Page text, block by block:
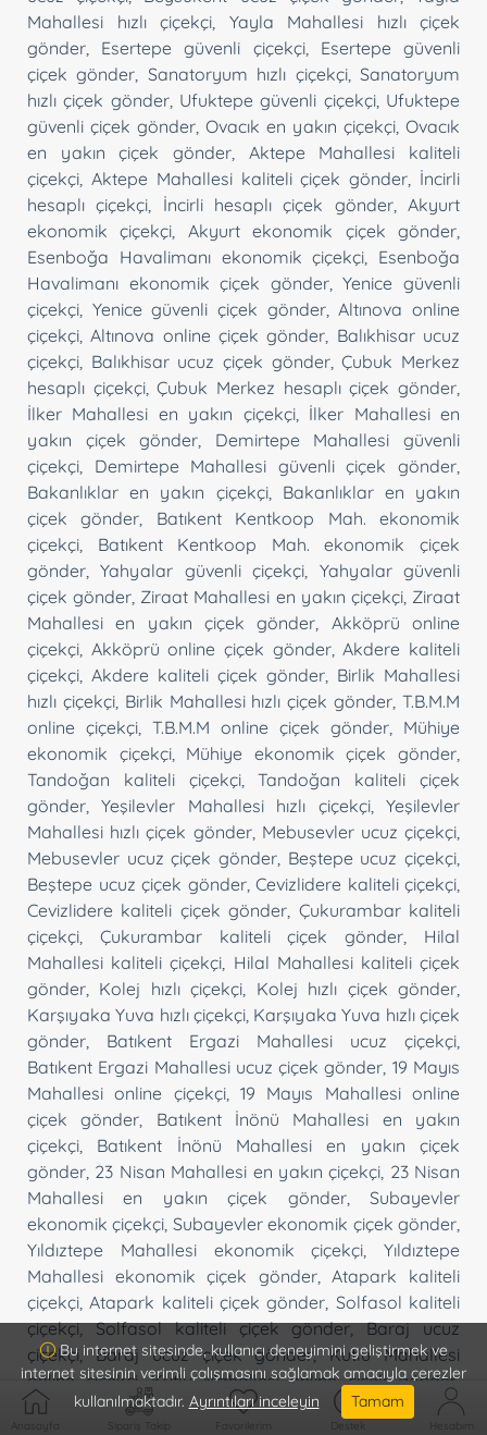
Mahallesi hızlı çiçekçi
Yayla Mahallesi hızlı çiçek
gönder
Esertepe güvenli çiçekçi, Esertepe güvenli
çiçek gönder Sanatoryum hızlı çiçekçi,Sanatoryum
hızlı çiçek gönder, Ufuktepe güvenli çiçekçi, Ufuktepe
güvenli çiçek gönder Ovacık en yakın çiçekçi Ovacık
en yakın çiçek gönder
Aktepe Mahallesi kaliteli
çiçekçi Aktepe Mahallesi kaliteli çiçek gönder İncirli
hesaplı çiçekçi
İncirli hesaplı çiçek gönder,Akyurt
ekonomik çiçekçi
Akyurt ekonomik çiçek gönder
Esenboğa Havalimanı ekonomik çiçekçi
Esenboğa
Havalimanı ekonomik çiçek gönder,Yenice güvenli
çiçekçi Yenice güvenli çiçek gönder,Altınova online
çiçekçi ,Altınova online çiçek gönder Balıkhisar ucuz
çiçekçi Balıkhisar ucuz çiçek gönder,Çubuk Merkez
hesaplı çiçekçi,Çubuk Merkez hesaplı çiçek gönder
İlker Mahallesi en yakın çiçekçi, İlker Mahallesi en
yakın çiçek gönder
Demirtepe Mahallesi güvenli
çiçekçi
Demirtepe Mahallesi güvenli çiçek gönder
Bakanlıklar en yakın çiçekçi, Bakanlıklar en yakın
çiçek gönder
Batıkent Kentkoop Mah. ekonomik
çiçekçi
Batıkent Kentkoop Mah. ekonomik çiçek
gönder ,Yahyalar güvenli çiçekçi
Yahyalar güvenli
çiçek gönder Ziraat Mahallesi en yakın çiçekçi, Ziraat
Mahallesi en yakın çiçek gönder
Akköprü online
çiçekçi Akköprü online çiçek gönder,Akdere kaliteli
çiçekçi Akdere kaliteli çiçek gönder Birlik Mahallesi
hızlı çiçekçi, Birlik Mahallesi hızlı çiçek gönder ,T.B.M.M
online çiçekçi
T.B.M.M online çiçek gönder
Mühiye
ekonomik çiçekçi, Mühiye ekonomik çiçek gönder
Tandoğan kaliteli çiçekçi,Tandoğan kaliteli çiçek
gönder ,Yeşilevler Mahallesi hızlı çiçekçi,Yeşilevler
Mahallesi hızlı çiçek gönder, Mebusevler ucuz çiçekçi
Mebusevler ucuz çiçek gönder Beştepe ucuz çiçekçi
Beştepe ucuz çiçek gönder, Cevizlidere kaliteli çiçekçi
Cevizlidere kaliteli çiçek gönder Çukurambar kaliteli
çiçekçi
Çukurambar kaliteli çiçek gönder
Hilal
Mahallesi kaliteli çiçekçi Hilal Mahallesi kaliteli çiçek
gönder
Kolej hızlı çiçekçi Kolej hızlı çiçek gönder
Karşıyaka Yuva hızlı çiçekçi, Karşıyaka Yuva hızlı çiçek
gönder
Batıkent Ergazi Mahallesi ucuz çiçekçi
Batıkent Ergazi Mahallesi ucuz çiçek gönder 19 Mayıs
Mahallesi online çiçekçi,19 Mayıs Mahallesi online
çiçek gönder
Batıkent İnönü Mahallesi en yakın
çiçekçi
Batıkent İnönü Mahallesi en yakın çiçek
gönder 23 Nisan Mahallesi en yakın çiçekçi 23 Nisan
Mahallesi en yakın çiçek gönder,Subayevler
ekonomik çiçekçi Subayevler ekonomik çiçek gönder
Yıldıztepe Mahallesi ekonomik çiçekçi
Yıldıztepe
Mahallesi ekonomik çiçek gönder,Atapark kaliteli
çiçekçi ,Atapark kaliteli çiçek gönder Solfasol kaliteli
çiçekçi,Solfasol kaliteli çiçek gönder,Baraj ucuz
çiçekçi ,Baraj ucuz çiçek gönder,Kutlu Mahallesi
online çiçekçi ,Kutlu Mahallesi online çiçek gönder,
Şahap Gürler Mahallesi hızlı çiçekçi , Şahap Gürler
Anasayfa Sipariş Takip Favorilerim Destek Hesabım
Bu internet sitesinde, kullanıcı deneyimini geliştirmek ve
internet sitesinin verimli çalışmasını sağlamak amacıyla çerezler
kullanılmaktadır. Ayrıntıları inceleyin Tamam